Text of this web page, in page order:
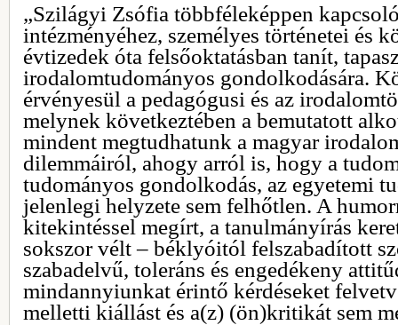
„Szilágyi Zsófia többféleképpen
intézményéhez, személyes történetei és
évtizedek óta felsőoktatásban tanít,
irodalomtudományos gondolkodására.
érvényesül a pedagógusi és az
melynek következtében a bemutatott
mindent megtudhatunk a magyar
dilemmáiról, ahogy arról is, hogy a
tudományos gondolkodás, az egyetemi
jelenlegi helyzete sem felhőtlen. A
kitekintéssel megírt, a tanulmányírás
sokszor vélt – béklyóitól felszabadított
szabadelvű, toleráns és engedékeny
mindannyiunkat érintő kérdéseket
melletti kiállást és a(z) (ön)kritikát sem